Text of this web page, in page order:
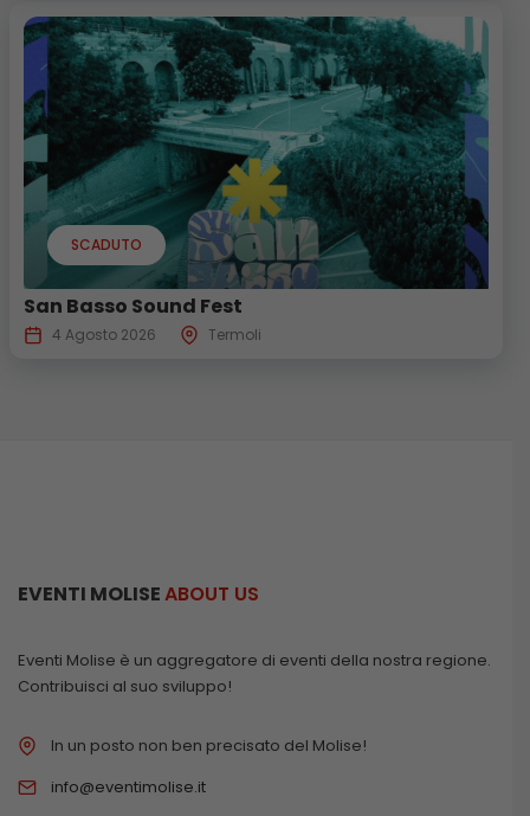
SCADUTO
San Basso Sound Fest
4 Agosto 2026 Termoli
EVENTI MOLISEABOUT US
Eventi Molise è un aggregatore di eventi della nostra regione.
Contribuisci al suo sviluppo!
In un posto non ben precisato del Molise!
info@eventimolise.it